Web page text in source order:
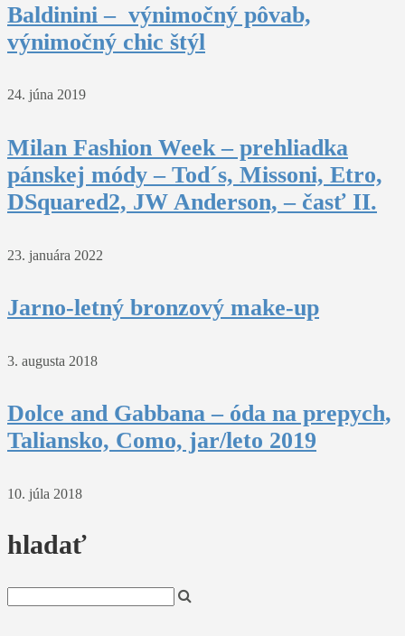
Baldinini – výnimočný pôvab,
výnimočný chic štýl
24. júna 2019
Milan Fashion Week – prehliadka
pánskej módy – Tod´s, Missoni, Etro,
DSquared2, JW Anderson, – časť II.
23. januára 2022
Jarno-letný bronzový make-up
3. augusta 2018
Dolce and Gabbana – óda na prepych,
Taliansko, Como, jar/leto 2019
10. júla 2018
hladať